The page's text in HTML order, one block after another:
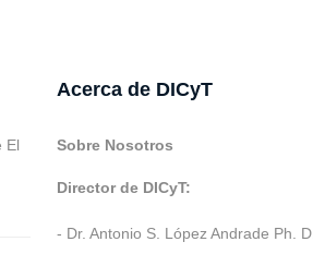
El
Acerca de DICyT
Sobre Nosotros
Director de DICyT:
- Dr. Antonio S. López Andrade Ph. D.